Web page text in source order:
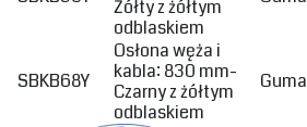
Żółty z żółtym
odblaskiem ‎
SBKB68Y
‎Osłona węża i
kabla: 830 mm-
Czarny z żółtym
odblaskiem
‎Guma ‎